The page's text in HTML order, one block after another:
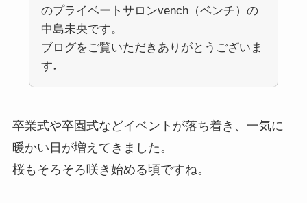
のプライベートサロンvench（ベンチ）の
中島未央です。
ブログをご覧いただきありがとうございま
す♩
卒業式や卒園式などイベントが落ち着き、一気に
暖かい日が増えてきました。
桜もそろそろ咲き始める頃ですね。